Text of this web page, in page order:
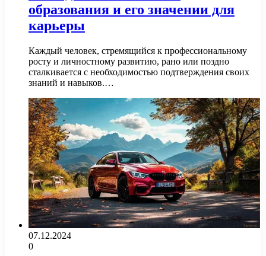
образования и его значении для
карьеры
Каждый человек, стремящийся к профессиональному
росту и личностному развитию, рано или поздно
сталкивается с необходимостью подтверждения своих
знаний и навыков.…
07.12.2024
0